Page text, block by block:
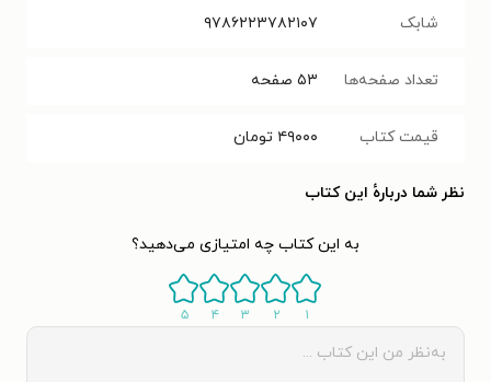
شابک ۹۷۸۶۲۲۳۷۸۲۱۰۷
تعداد صفحه‌ها ۵۳ صفحه
قیمت کتاب ۴۹۰۰۰ تومان
نظر شما دربارهٔ این کتاب
به این کتاب چه امتیازی می‌دهید؟
۱ ۲ ۳ ۴ ۵